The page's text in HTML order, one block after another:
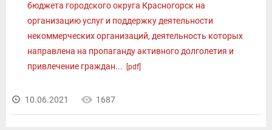
бюджета городского округа Красногорск на
организацию услуг и поддержку деятельности
некоммерческих организаций, деятельность которых
направлена на пропаганду активного долголетия и
привлечение граждан...
[pdf]
10.06.2021 1687